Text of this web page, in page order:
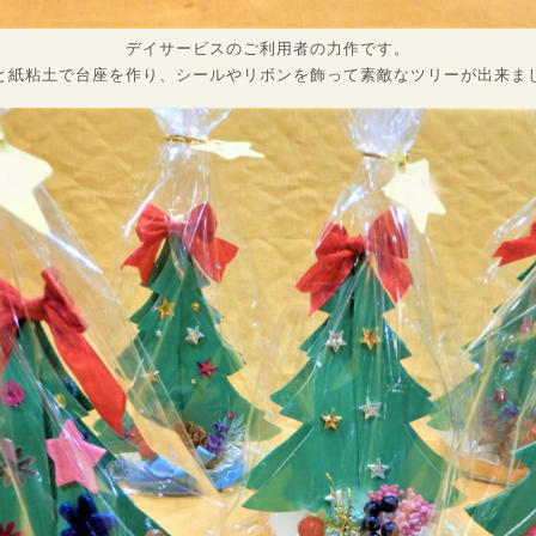
デイサービスのご利用者の力作です。
紙粘土で台座を作り、シールやリボンを飾って素敵なツリーが出来ま